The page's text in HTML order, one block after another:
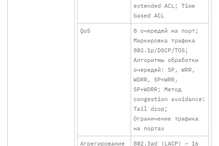
extended ACL; Time
based ACL
QoS
8 очередей на порт;
Маркировка трафика
802.1p/DSCP/TOS;
Алгоритмы обработки
очередей: SP, WRR,
WDRR, SP+WRR,
SP+WDRR; Метод
congestion avoidance:
Tail drop;
Ограничение трафика
на портах
Агрегирование
802.3ad (LACP) – 16